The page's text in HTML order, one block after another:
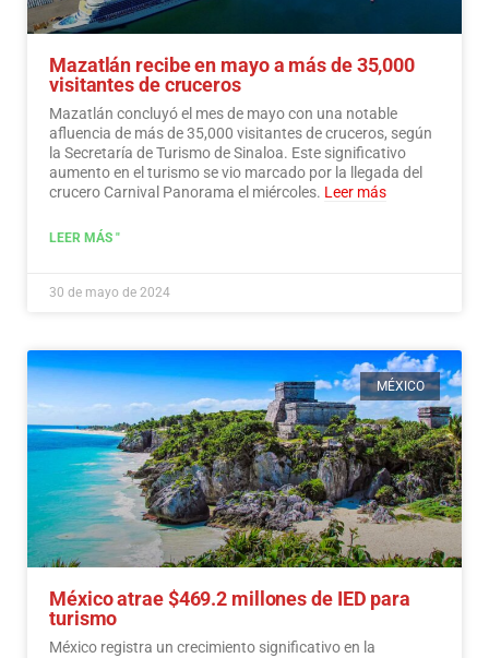
Mazatlán recibe en mayo a más de 35,000
visitantes de cruceros
Mazatlán concluyó el mes de mayo con una notable
afluencia de más de 35,000 visitantes de cruceros, según
la Secretaría de Turismo de Sinaloa. Este significativo
aumento en el turismo se vio marcado por la llegada del
crucero Carnival Panorama el miércoles. Leer más
LEER MÁS "
30 de mayo de 2024
MÉXICO
México atrae $469.2 millones de IED para
turismo
México registra un crecimiento significativo en la